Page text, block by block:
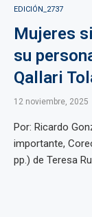
EDICIÓN_2737
Mujeres
su
Qallari
12 noviembre, 2025
Por: Ricardo
importante,
pp.) de Teresa